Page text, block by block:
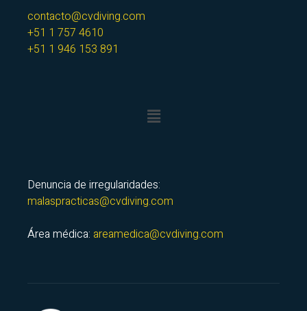
contacto@cvdiving.com
+51 1 757 4610
+51 1 946 153 891
Denuncia de irregularidades:
malaspracticas@cvdiving.com
Área médica: areamedica@cvdiving.com